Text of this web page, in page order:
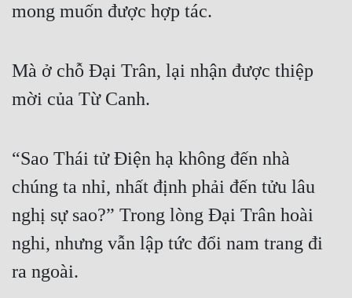
mong muốn được hợp tác.
Mà ở chỗ Đại Trân, lại nhận được thiệp
mời của Từ Canh.
“Sao Thái tử Điện hạ không đến nhà
chúng ta nhỉ, nhất định phải đến tửu lâu
nghị sự sao?” Trong lòng Đại Trân hoài
nghi, nhưng vẫn lập tức đổi nam trang đi
ra ngoài.